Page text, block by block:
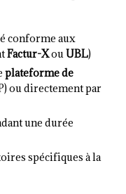
conforme aux
Factur-XouUBL)
plateforme de
ou directement par
une durée
spécifiques à la